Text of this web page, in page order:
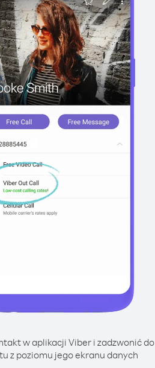
w aplikacji Viber i zadzwonić do
z poziomu jego ekranu danych